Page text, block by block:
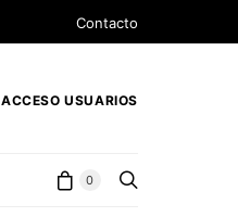
Contacto
ACCESO USUARIOS
0